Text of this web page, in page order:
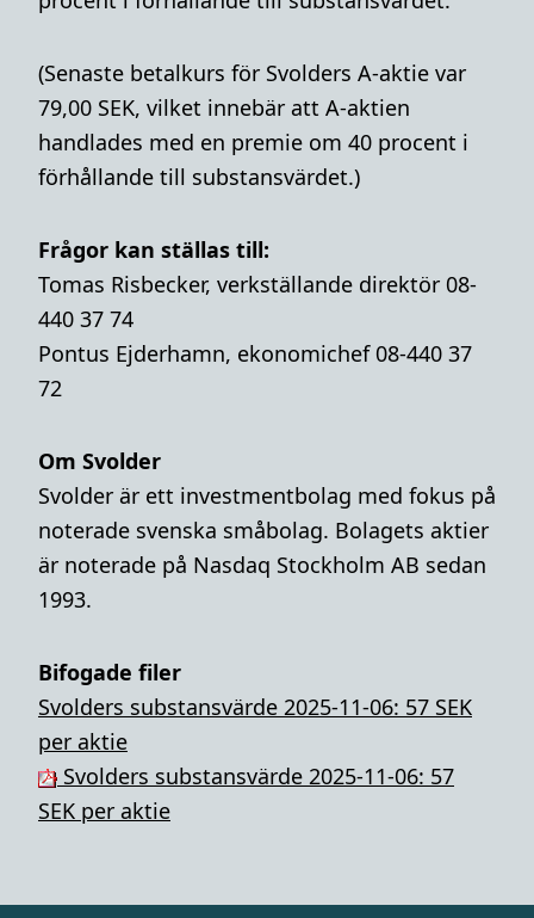
(Senaste betalkurs för Svolders A-aktie var
79,00 SEK, vilket innebär att A-aktien
handlades med en premie om 40 procent i
förhållande till substansvärdet.)
Frågor kan ställas till:
Tomas Risbecker, verkställande direktör 08-
440 37 74
Pontus Ejderhamn, ekonomichef 08-440 37
72
Om Svolder
Svolder är ett investmentbolag med fokus på
noterade svenska småbolag. Bolagets aktier
är noterade på Nasdaq Stockholm AB sedan
1993.
Bifogade filer
Svolders substansvärde 2025-11-06: 57 SEK
per aktie
Svolders substansvärde 2025-11-06: 57
SEK per aktie